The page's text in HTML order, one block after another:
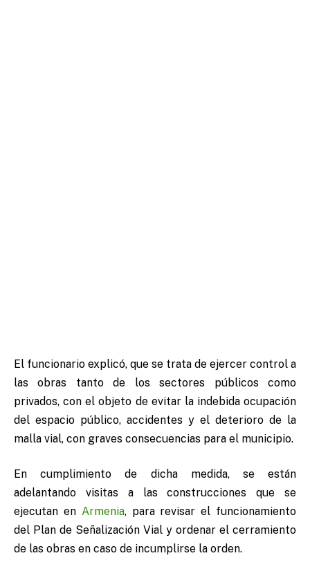
El funcionario explicó, que se trata de ejercer control a
las obras tanto de los sectores públicos como
privados, con el objeto de evitar la indebida ocupación
del espacio público, accidentes y el deterioro de la
malla vial, con graves consecuencias para el municipio.
En cumplimiento de dicha medida, se están
adelantando visitas a las construcciones que se
ejecutan en Armenia, para revisar el funcionamiento
del Plan de Señalización Vial y ordenar el cerramiento
de las obras en caso de incumplirse la orden.